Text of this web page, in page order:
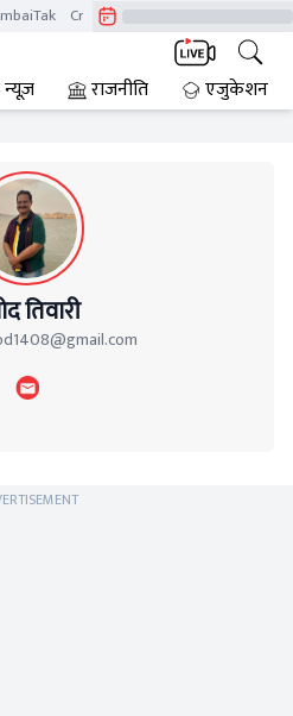
CrimeTak
न्यूज़ राजनीति एजुकेशन
तिवारी